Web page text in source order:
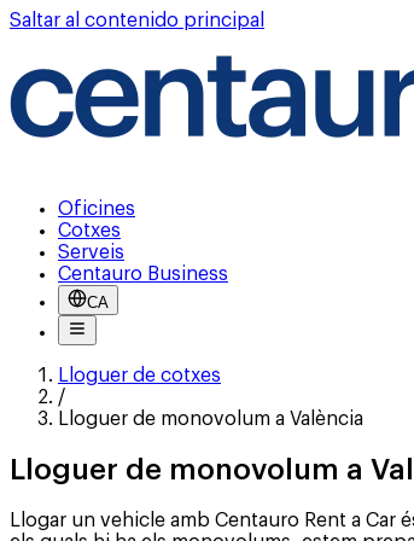
Saltar al contenido principal
Oficines
Cotxes
Serveis
Centauro Business
CA
Lloguer de cotxes
/
Lloguer de monovolum a València
Lloguer de monovolum a
Llogar un vehicle amb Centauro Rent a Car